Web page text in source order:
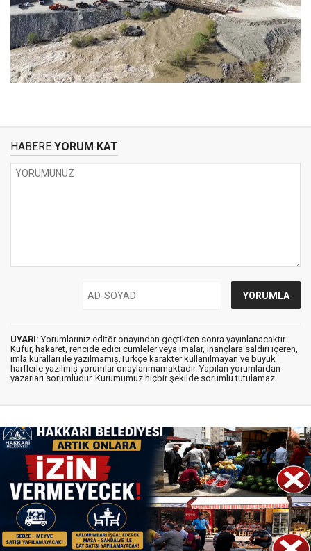
HABERE YORUM KAT
UYARI: Yorumlarınız editör onayından geçtikten sonra yayınlanacaktır.
Küfür, hakaret, rencide edici cümleler veya imalar, inançlara saldırı içeren,
imla kuralları ile yazılmamış,Türkçe karakter kullanılmayan ve büyük
harflerle yazılmış yorumlar onaylanmamaktadır. Yapılan yorumlardan
yazarları sorumludur. Kurumumuz hiçbir şekilde sorumlu tutulamaz.